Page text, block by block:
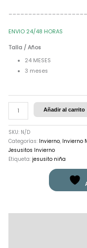
ENVIO 24/48 HORAS
Talla / Años
24 MESES
3 meses
Añadir al carrito
SKU: N/D
Categorías: Invierno, Invierno
Jesusitos Invierno
Etiqueta: jesusito niña